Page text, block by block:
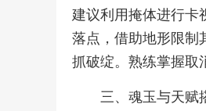
建议利用掩体进行卡
落点，借助地形限制
抓破绽。熟练掌握取
三、魂玉与天赋